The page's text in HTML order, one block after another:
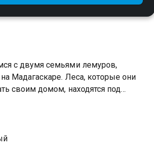
с двумя семьями лемуров,
Мадагаскаре. Леса, которые они
своим домом, находятся под
и нашим героям придётся
жизни.